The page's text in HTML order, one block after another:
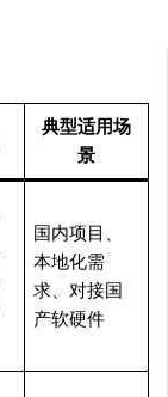
典型适用场
景
国内项目、
本地化需
求、对接国
产软硬件